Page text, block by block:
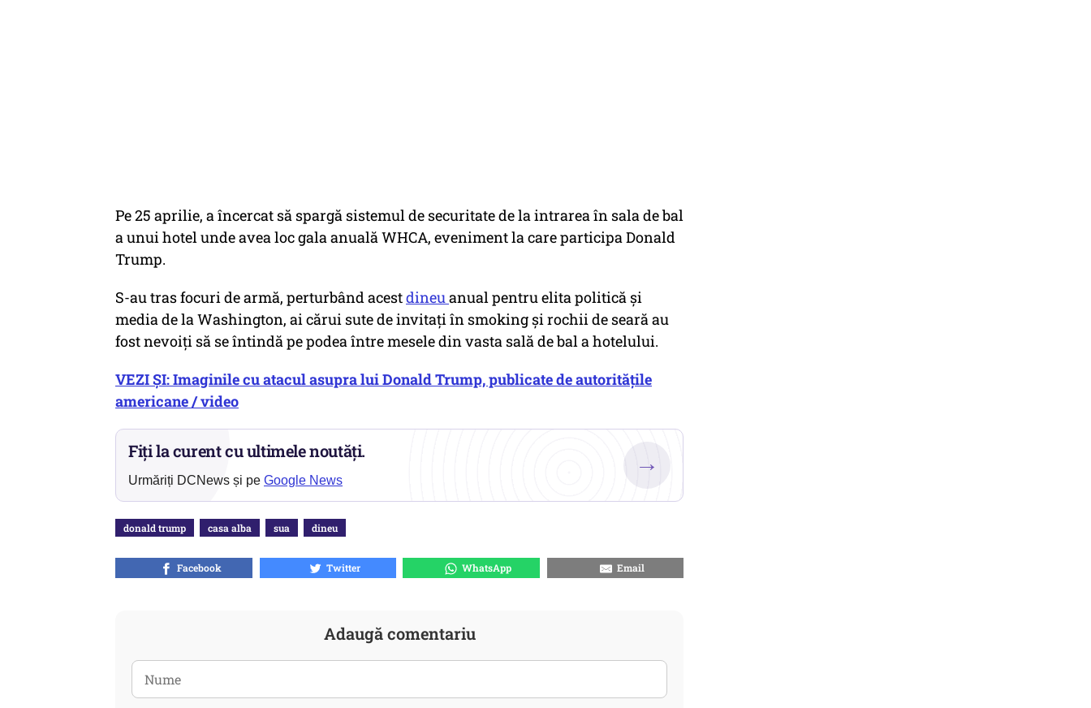
Pe 25 aprilie, a încercat să spargă sistemul de securitate de la intrarea în sala de bal
a unui hotel unde avea loc gala anuală WHCA, eveniment la care participa Donald
Trump.
S-au tras focuri de armă, perturbând acestdineuanual pentru elita politică şi
media de la Washington, ai cărui sute de invitaţi în smoking şi rochii de seară au
fost nevoiţi să se întindă pe podea între mesele din vasta sală de bal a hotelului.
VEZI ȘI: Imaginile cu atacul asupra lui Donald Trump, publicate de autoritățile
americane / video
Fiți la curent cu ultimele noutăți.
Urmăriți DCNews și pe Google News
→
donald trump casa alba sua dineu
Facebook Twitter WhatsApp Email
Adaugă comentariu